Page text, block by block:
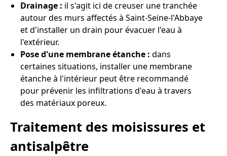
Drainage : il s'agit ici de creuser une tranchée
autour des murs affectés à Saint-Seine-l'Abbaye
et d'installer un drain pour évacuer l'eau à
l'extérieur.
Pose d'une membrane étanche : dans
certaines situations, installer une membrane
étanche à l'intérieur peut être recommandé
pour prévenir les infiltrations d'eau à travers
des matériaux poreux.
Traitement des moisissures et
antisalpêtre